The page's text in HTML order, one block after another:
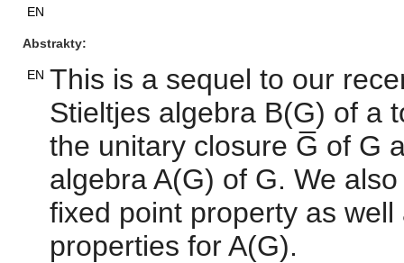
EN
Abstrakty
EN This is a sequel to our
Stieltjes algebra B(G) of a
the unitary closure G̅ of G
algebra A(G) of G. We
fixed point property as
properties for A(G).